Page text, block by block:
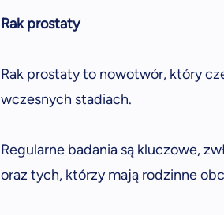
Rak prostaty
Rak prostaty to nowotwór, który
wczesnych stadiach.
Regularne badania są kluczowe,
oraz tych, którzy mają rodzinne